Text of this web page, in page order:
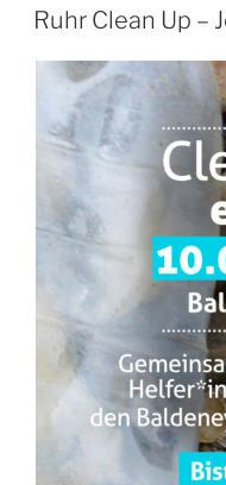
AM
Ruhr Clean Up –